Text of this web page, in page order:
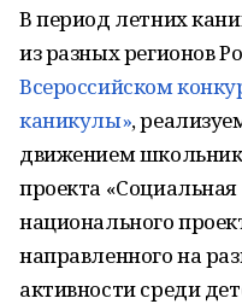
В период летних
из разных регионов
Всероссийском
каникулы»,
движением
проекта «Социальная
национального
направленного на
активности среди